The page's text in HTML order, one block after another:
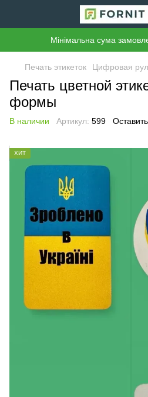
Мінімальна сума
Печать этикеток Цифровая
Печать цветной
формы
В наличии Артикул: 599
ХИТ